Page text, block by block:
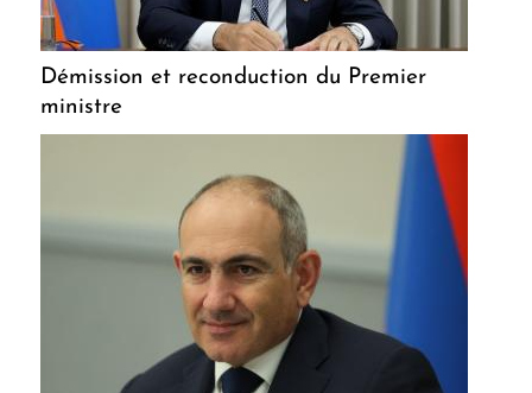
Démission et reconduction du Premier
ministre